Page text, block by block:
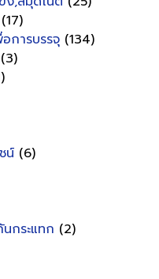
(17)
การบรรจุ (134)
(3)
น์ (6)
กระแทก (2)